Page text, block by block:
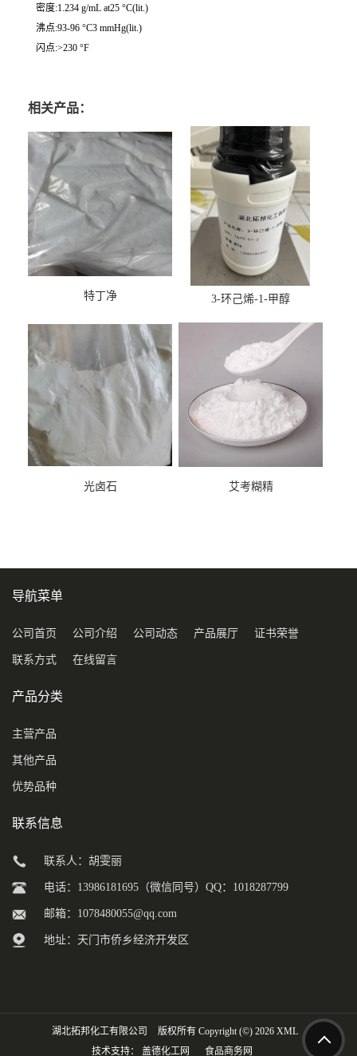
密度:1.234 g/mL at25 °C(lit.)
沸点:93-96 °C3 mmHg(lit.)
闪点:>230 °F
相关产品：
特丁净 3-环己烯-1-甲醇
光卤石 艾考糊精
导航菜单
公司首页 公司介绍 公司动态 产品展厅 证书荣誉
联系方式 在线留言
产品分类
主营产品
其他产品
优势品种
联系信息
联系人：胡雯丽
电话：13986181695（微信同号）QQ：1018287799
邮箱： 1078480055@qq.com
地址：天门市侨乡经济开发区
湖北拓邦化工有限公司 版权所有 Copyright (©) 2026 XML
技术支持： 盖德化工网 食品商务网